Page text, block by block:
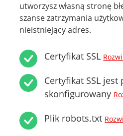
utworzysz własną stronę
szanse zatrzymania
nieistniejący adres.
Certyfikat SSL
Certyfikat SSL
skonfigurowany
Plik robots.txt